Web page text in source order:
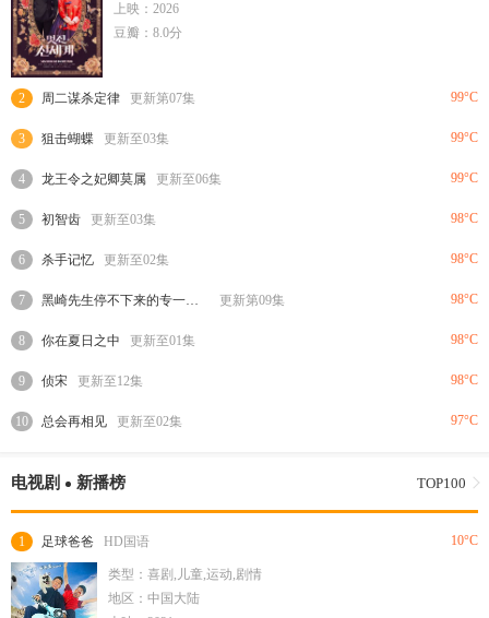
上映：2026
豆瓣：8.0分
2 周二谋杀定律 更新第07集 99°C
3 狙击蝴蝶 更新至03集 99°C
4 龙王令之妃卿莫属 更新至06集 99°C
5 初智齿 更新至03集 98°C
6 杀手记忆 更新至02集 98°C
7 黑崎先生停不下来的专一之爱 更新第09集 98°C
8 你在夏日之中 更新至01集 98°C
9 侦宋 更新至12集 98°C
10 总会再相见 更新至02集 97°C
电视剧 新播榜 TOP100
1 足球爸爸 HD国语 10°C
类型：喜剧,儿童,运动,剧情
地区：中国大陆